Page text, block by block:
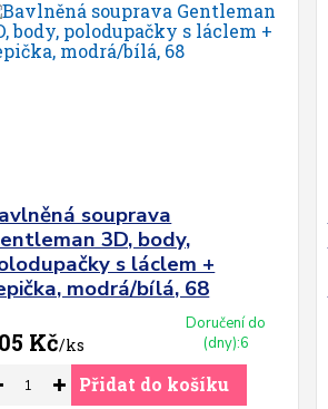
souprava
3D, body,
s láclem +
modrá/bílá, 68
Kč/ks
Doručení do
(dny):6
Přidat do košíku